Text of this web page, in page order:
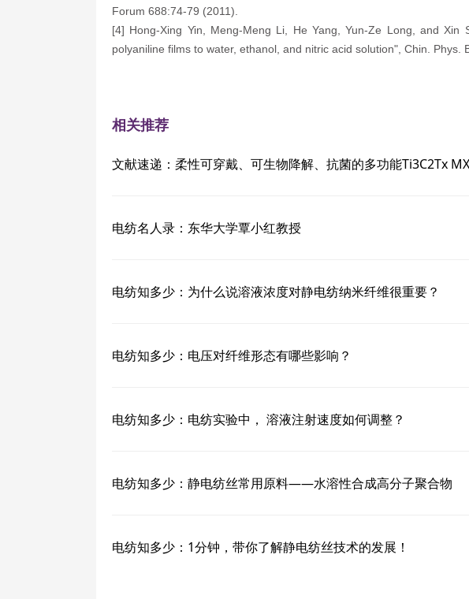
Forum 688:74-79 (2011).
[4] Hong-Xing Yin, Meng-Meng Li, He Yang, Yun-Ze Long, and Xin
polyaniline films to water, ethanol, and nitric acid solution", Chin. Phys.
相关推荐
文献速递：柔性可穿戴、可生物降解、抗菌的多功能Ti3C2Tx
电纺名人录：东华大学覃小红教授
电纺知多少：为什么说溶液浓度对静电纺纳米纤维很重要？
电纺知多少：电压对纤维形态有哪些影响？
电纺知多少：电纺实验中， 溶液注射速度如何调整？
电纺知多少：静电纺丝常用原料——水溶性合成高分子聚合物
电纺知多少：1分钟，带你了解静电纺丝技术的发展！